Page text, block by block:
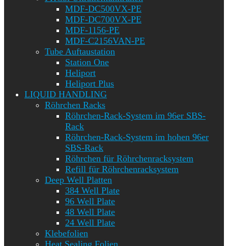
MDF-DC500VX-PE
MDF-DC700VX-PE
MDF-1156-PE
MDF-C2156VAN-PE
Tube Auftaustation
Station One
Heliport
Heliport Plus
LIQUID HANDLING
Röhrchen Racks
Röhrchen-Rack-System im 96er SBS-
Rack
Röhrchen-Rack-System im hohen 96er
SBS-Rack
Röhrchen für Röhrchenracksystem
Refill für Röhrchenracksystem
Deep Well Platten
384 Well Plate
96 Well Plate
48 Well Plate
24 Well Plate
Klebefolien
Heat Sealing Folien